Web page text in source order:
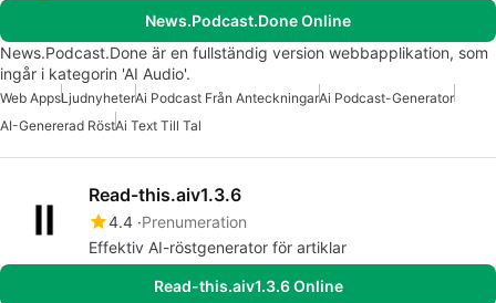
News.Podcast.Done Online
News.Podcast.Done är en fullständig version webbapplikation, som
ingår i kategorin 'AI Audio'.
Web AppsLjudnyheterAi Podcast Från AnteckningarAi Podcast-Generator
AI-Genererad RöstAi Text Till Tal
Read-this.aiv1.3.6
4.4 Prenumeration
Effektiv AI-röstgenerator för artiklar
Read-this.aiv1.3.6 Online